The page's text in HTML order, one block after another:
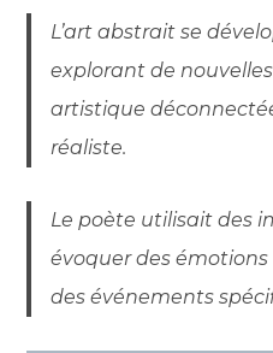
L’art abstrait se
explorant de
artistique
réaliste.
Le poète utilisait des
évoquer des
des événements